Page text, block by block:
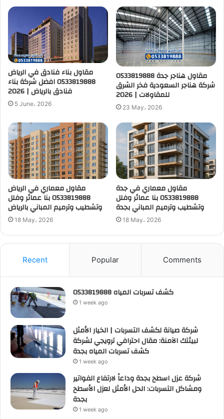
مقاول بناء فنادق في الرياض
0533819888 افضل شركة بناء
فنادق بالرياض | 2026
5 June، 2026
مقاول هناجر جدة 0533819888
شركة هناجر السعودية فخر الشرق
للمقاولات | 2026
23 May، 2026
مقاول معماري في الرياض
0533819888 بنا عمائر وفلل
وتشطيب وترميم المباني بالرياض
18 May، 2026
مقاول معماري في جدة
0533819888 بنا عمائر وفلل
وتشطيب وترميم المباني بجدة
18 May، 2026
Recent Popular Comments
كشف تسربات المياه 0533819888
1 week ago
شركة صيانة لكشف التسربات | الخيار الأمثل
لبيئتك الآمنة: مقال احترافي ترويجي لشركة
كشف تسربات المياه بجدة
1 week ago
شركة عزل اسطح بجدة وداعاً لارتفاع الفواتير
ومشاكل التسربات: الحل الأمثل لعزل الأسطح
بجدة
1 week ago